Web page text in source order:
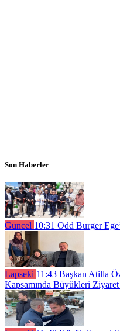
Son Haberler
Güncel 10:31 Odd Burger
Lapseki 11:43 Başkan Atilla
Kapsamında Büyükleri